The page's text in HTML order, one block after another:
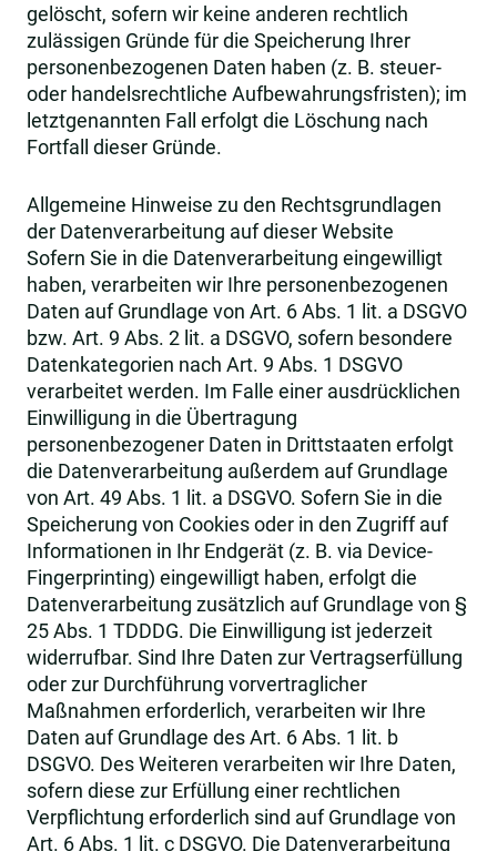
gelöscht, sofern wir keine anderen rechtlich
zulässigen Gründe für die Speicherung Ihrer
personenbezogenen Daten haben (z. B. steuer-
oder handelsrechtliche Aufbewahrungsfristen); im
letztgenannten Fall erfolgt die Löschung nach
Fortfall dieser Gründe.
Allgemeine Hinweise zu den Rechtsgrundlagen
der Datenverarbeitung auf dieser Website
Sofern Sie in die Datenverarbeitung eingewilligt
haben, verarbeiten wir Ihre personenbezogenen
Daten auf Grundlage von Art. 6 Abs. 1 lit. a DSGVO
bzw. Art. 9 Abs. 2 lit. a DSGVO, sofern besondere
Datenkategorien nach Art. 9 Abs. 1 DSGVO
verarbeitet werden. Im Falle einer ausdrücklichen
Einwilligung in die Übertragung
personenbezogener Daten in Drittstaaten erfolgt
die Datenverarbeitung außerdem auf Grundlage
von Art. 49 Abs. 1 lit. a DSGVO. Sofern Sie in die
Speicherung von Cookies oder in den Zugriff auf
Informationen in Ihr Endgerät (z. B. via Device-
Fingerprinting) eingewilligt haben, erfolgt die
Datenverarbeitung zusätzlich auf Grundlage von §
25 Abs. 1 TDDDG. Die Einwilligung ist jederzeit
widerrufbar. Sind Ihre Daten zur Vertragserfüllung
oder zur Durchführung vorvertraglicher
Maßnahmen erforderlich, verarbeiten wir Ihre
Daten auf Grundlage des Art. 6 Abs. 1 lit. b
DSGVO. Des Weiteren verarbeiten wir Ihre Daten,
sofern diese zur Erfüllung einer rechtlichen
Verpflichtung erforderlich sind auf Grundlage von
Art. 6 Abs. 1 lit. c DSGVO. Die Datenverarbeitung